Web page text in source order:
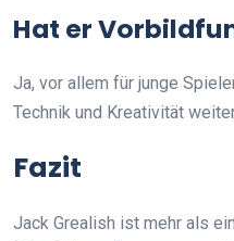
Hat er
Ja, vor allem für junge
Technik und Kreativität
Fazit
Jack Grealish ist mehr als